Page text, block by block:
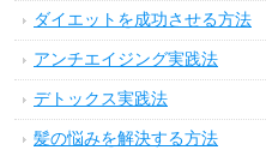
ダイエットを成功させる方法
アンチエイジング実践法
デトックス実践法
髪の悩みを解決する方法